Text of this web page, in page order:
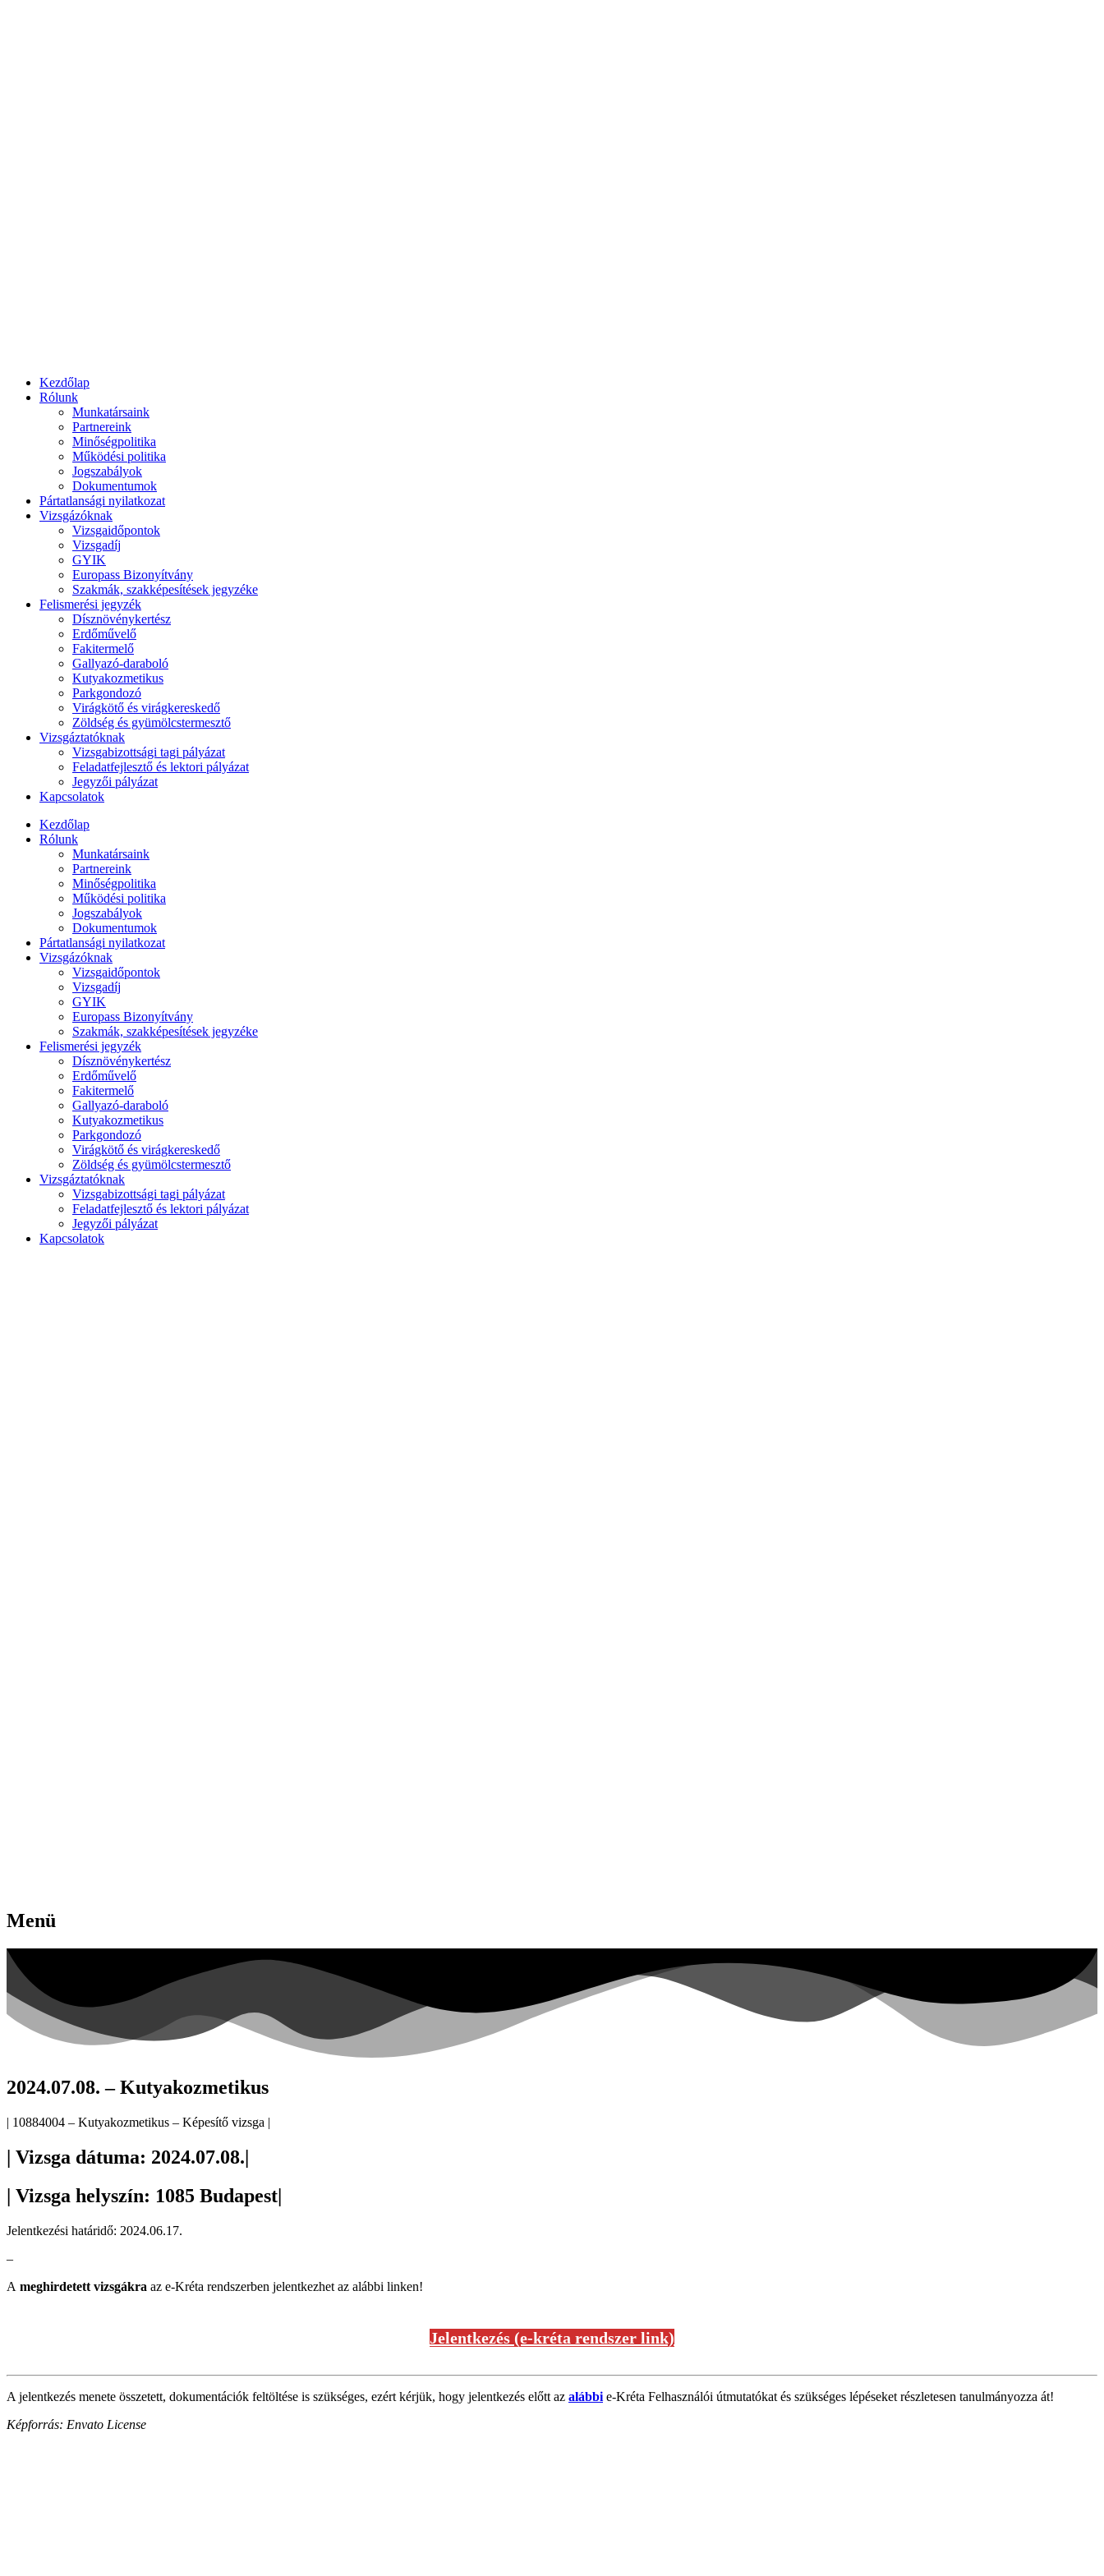
Kezdőlap
Rólunk
Munkatársaink
Partnereink
Minőségpolitika
Működési politika
Jogszabályok
Dokumentumok
Pártatlansági nyilatkozat
Vizsgázóknak
Vizsgaidőpontok
Vizsgadíj
GYIK
Europass Bizonyítvány
Szakmák, szakképesítések jegyzéke
Felismerési jegyzék
Dísznövénykertész
Erdőművelő
Fakitermelő
Gallyazó-daraboló
Kutyakozmetikus
Parkgondozó
Virágkötő és virágkereskedő
Zöldség és gyümölcstermesztő
Vizsgáztatóknak
Vizsgabizottsági tagi pályázat
Feladatfejlesztő és lektori pályázat
Jegyzői pályázat
Kapcsolatok
Kezdőlap
Rólunk
Munkatársaink
Partnereink
Minőségpolitika
Működési politika
Jogszabályok
Dokumentumok
Pártatlansági nyilatkozat
Vizsgázóknak
Vizsgaidőpontok
Vizsgadíj
GYIK
Europass Bizonyítvány
Szakmák, szakképesítések jegyzéke
Felismerési jegyzék
Dísznövénykertész
Erdőművelő
Fakitermelő
Gallyazó-daraboló
Kutyakozmetikus
Parkgondozó
Virágkötő és virágkereskedő
Zöldség és gyümölcstermesztő
Vizsgáztatóknak
Vizsgabizottsági tagi pályázat
Feladatfejlesztő és lektori pályázat
Jegyzői pályázat
Kapcsolatok
Menü
2024.07.08. – Kutyakozmetikus
| 10884004 – Kutyakozmetikus – Képesítő vizsga |
| Vizsga dátuma: 2024.07.08.|
| Vizsga helyszín: 1085 Budapest|
Jelentkezési határidő: 2024.06.17.
–
A meghirdetett vizsgákra az e-Kréta rendszerben jelentkezhet az alábbi linken!
Jelentkezés (e-kréta rendszer link)
A jelentkezés menete összetett, dokumentációk feltöltése is szükséges, ezért kérjük, hogy jelentkezés előtt az alábbi e-Kréta Felhasználói útmutatókat és szükséges lépéseket részletesen tanulmányozza át!
Képforrás: Envato License